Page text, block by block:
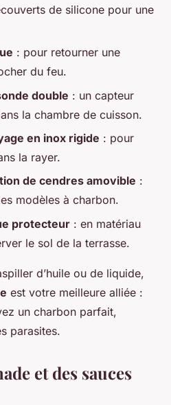
de silicone pour une
: pour retourner une
du feu.
double : un capteur
la chambre de cuisson.
en inox rigide : pour
la rayer.
de cendres amovible :
modèles à charbon.
protecteur : en matériau
le sol de la terrasse.
d’huile ou de liquide,
est votre meilleure alliée :
un charbon parfait,
parasites.
et des sauces